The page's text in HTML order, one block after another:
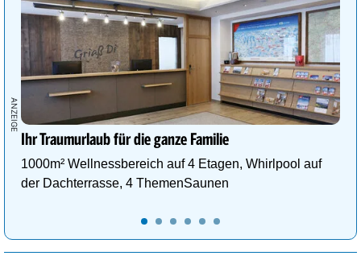
Ihr Traumurlaub für die ganze Familie
1000m² Wellnessbereich auf 4 Etagen, Whirlpool auf
der Dachterrasse, 4 ThemenSaunen